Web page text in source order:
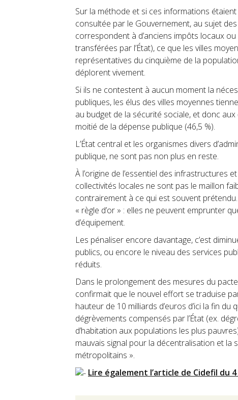
Sur la méthode et si ces informations
consultée par le Gouvernement, au sujet
correspondent à d’anciens impôts locaux
transférées par l’État), ce que les villes
représentatives du cinquième de la
déplorent vivement.
Si ils ne contestent à aucun moment la
publiques, les élus des villes moyennes
au budget de la sécurité sociale, et donc
moitié de la dépense publique (46,5 %).
L’État central et les organismes divers
publique, ne sont pas non plus en reste.
À l’origine de l’essentiel des infrastructures
collectivités locales ne sont pas le maillon
contrairement à ce qui est souvent prétendu.
« règle d’or » : elles ne peuvent emprunter
d’équipement.
Les pénaliser encore davantage, c’est
publics, ou encore le niveau des services
réduits.
Dans le prolongement des mesures du
confirmait que le nouvel effort se traduise
hauteur de 10 milliards d’euros d’ici la fin
dégrèvements compensés par l’État (ex.
d’habitation aux populations les plus
mauvais signal pour la décentralisation et la
métropolitains ».
Lire également l’article de Cidefil du 4